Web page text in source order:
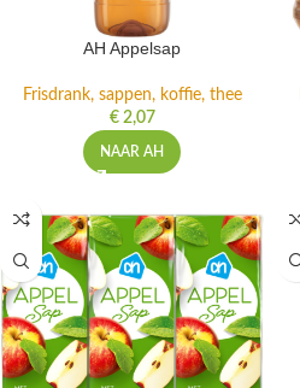
AH Appelsap
Frisdrank, sappen, koffie, thee
€2,07
NAAR AH